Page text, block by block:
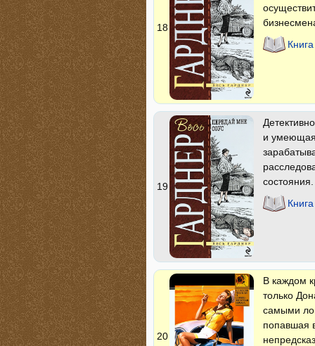
18
19
и умеющая
состояния.
20
В каждом
только
самыми
попавшая